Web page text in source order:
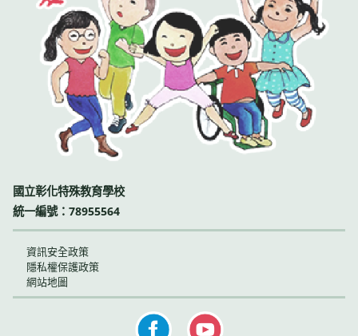
國立彰化特殊教育學校
統一編號：78955564
資訊安全政策
隱私權保護政策
網站地圖